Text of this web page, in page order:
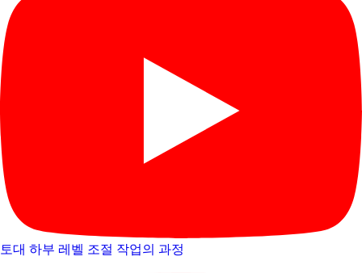
토대 하부 레벨 조절 작업의 과정